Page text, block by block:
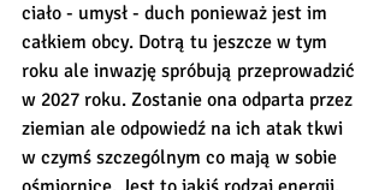
ciało - umysł - duch ponieważ jest im
całkiem obcy. Dotrą tu jeszcze w tym
roku ale inwazję spróbują przeprowadzić
w 2027 roku. Zostanie ona odparta przez
ziemian ale odpowiedź na ich atak tkwi
w czymś szczególnym co mają w sobie